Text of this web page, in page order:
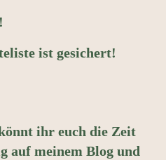
ist gesichert!
ihr euch die Zeit
auf meinem Blog und